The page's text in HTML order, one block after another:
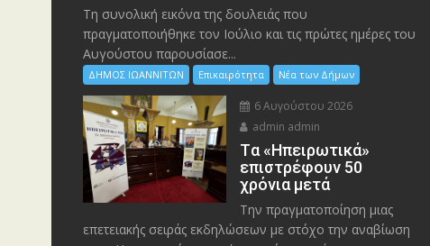
Τη συνολική εικόνα της δουλειάς που
πραγματοποιήθηκε τον Ιούλιο και τις πρώτες ημέρες του
Αυγούστου παρουσίασε...
ΔΗΜΟΣ ΙΩΑΝΝΙΤΩΝ Επικαιρότητα Νέα των Δήμων
6 Αυγούστου 2026
admin admin
Tα «Ηπειρωτικά»
επιστρέφουν 50
χρόνια μετά
Την πραγματοποίηση μιας
επετειακής σειράς εκδηλώσεων με στόχο την αναβίωση